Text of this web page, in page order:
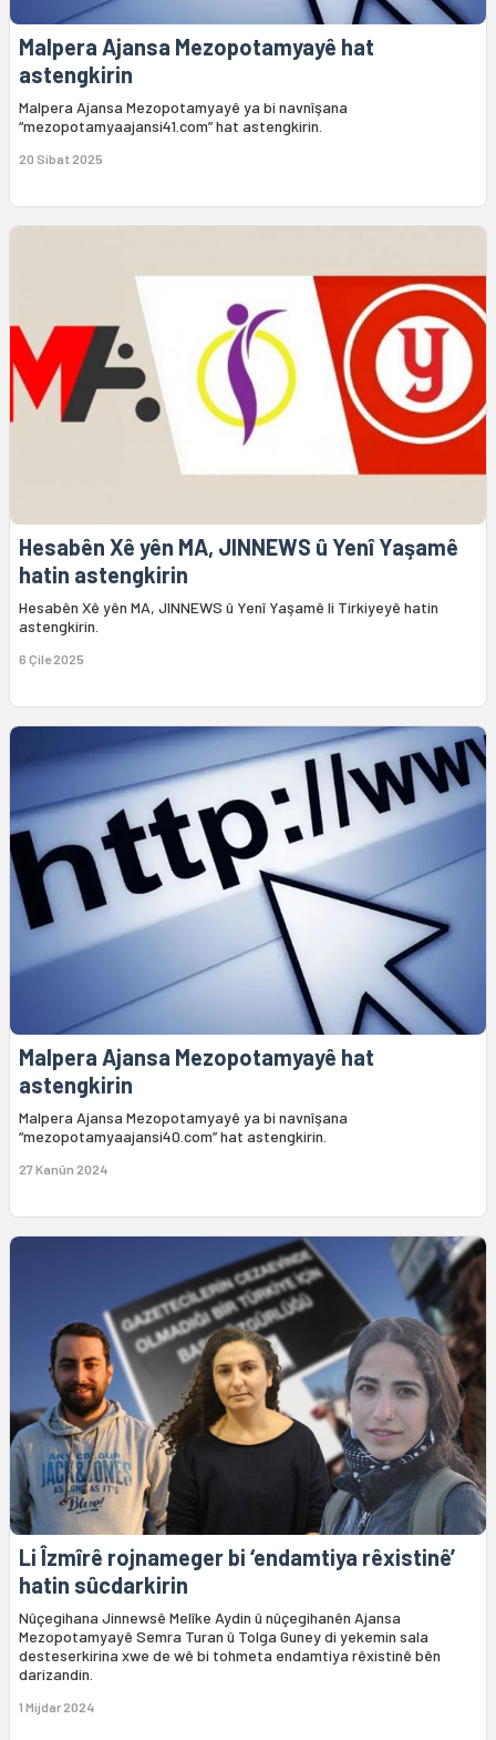
Malpera Ajansa Mezopotamyayê hat
astengkirin
Malpera Ajansa Mezopotamyayê ya bi navnîşana
“mezopotamyaajansi41.com” hat astengkirin.
20 Sibat 2025
Hesabên Xê yên MA, JINNEWS û Yenî Yaşamê
hatin astengkirin
Hesabên Xê yên MA, JINNEWS û Yenî Yaşamê li Tirkiyeyê hatin
astengkirin.
6 Çile 2025
Malpera Ajansa Mezopotamyayê hat
astengkirin
Malpera Ajansa Mezopotamyayê ya bi navnîşana
“mezopotamyaajansi40.com” hat astengkirin.
27 Kanûn 2024
Li Îzmîrê rojnameger bi ‘endamtiya rêxistinê’
hatin sûcdarkirin
Nûçegihana Jinnewsê Melîke Aydin û nûçegihanên Ajansa
Mezopotamyayê Semra Turan û Tolga Guney di yekemin sala
desteserkirina xwe de wê bi tohmeta endamtiya rêxistinê bên
darizandin.
1 Mijdar 2024